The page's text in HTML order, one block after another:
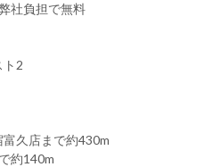
社負担で無料
ト2
久店まで約430m
約140m